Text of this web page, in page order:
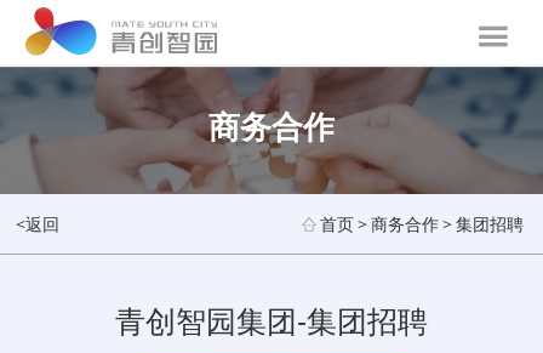
商务合作
<返回 首页>商务合作>集团招聘
青创智园集团-集团招聘